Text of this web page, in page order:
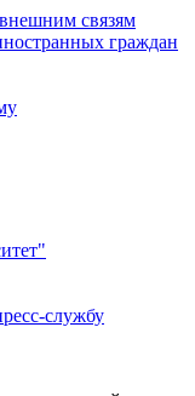
связям
граждан
службу